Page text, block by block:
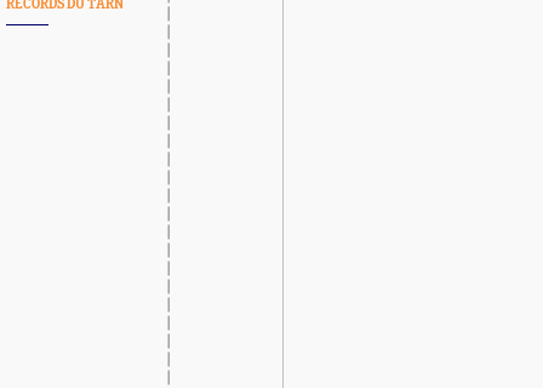
RECORDS DU TARN